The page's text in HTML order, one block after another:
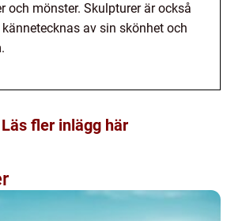
och mönster. Skulpturer är också
av sin skönhet och
Läs fler inlägg här